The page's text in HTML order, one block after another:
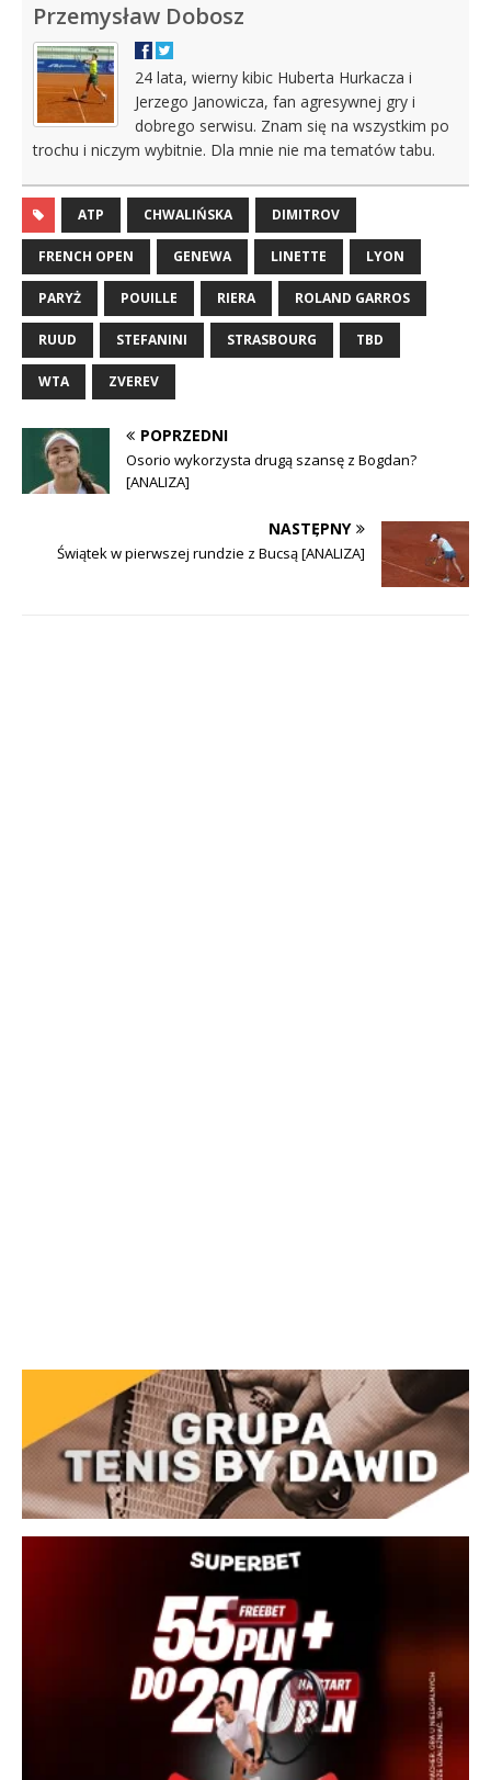
Przemysław Dobosz
24 lata, wierny kibic Huberta Hurkacza i
Jerzego Janowicza, fan agresywnej gry i
dobrego serwisu. Znam się na wszystkim po
trochu i niczym wybitnie. Dla mnie nie ma tematów tabu.
ATP CHWALIŃSKA DIMITROV
FRENCH OPEN GENEWA LINETTE LYON
PARYŻ POUILLE RIERA ROLAND GARROS
RUUD STEFANINI STRASBOURG TBD
WTA ZVEREV
POPRZEDNI
Osorio wykorzysta drugą szansę z Bogdan?
[ANALIZA]
NASTĘPNY
Świątek w pierwszej rundzie z Bucsą [ANALIZA]